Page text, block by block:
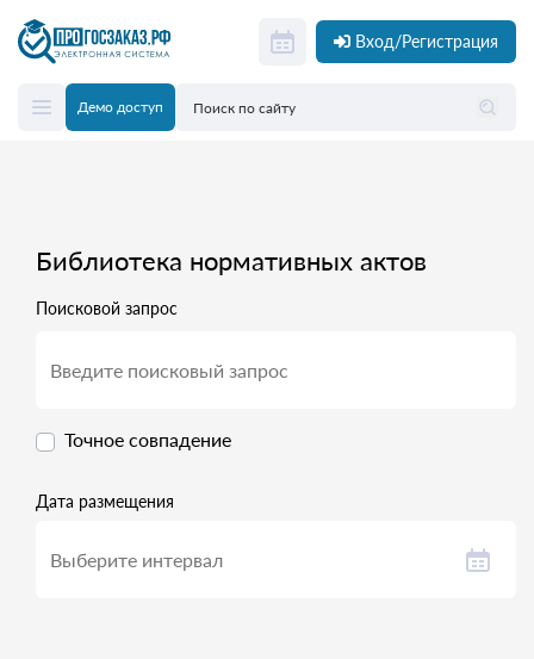
Вход/Регистрация
Демо доступ
Библиотека нормативных актов
Поисковой запрос
Точное совпадение
Дата размещения